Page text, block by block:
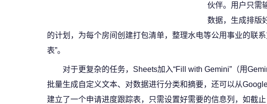
伙伴。用户只需
数据，生成排版
的计划，为每个房间创建打包清单，整理水电等公用事业的联
表”。
对于更复杂的任务，Sheets加入“Fill with Gemini”（用
批量生成自定义文本、对数据进行分类和摘要，还可以从
建立了一个申请进度跟踪表，只需设置好需要的信息列，如截